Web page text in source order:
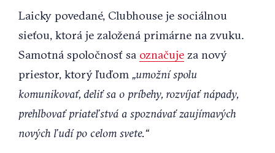
Laicky povedané, Clubhouse je sociálnou
sieťou, ktorá je založená primárne na zvuku.
Samotná spoločnosť sa označuje za nový
priestor, ktorý ľuďom „umožní spolu
komunikovať, deliť sa o príbehy, rozvíjať nápady,
prehlbovať priateľstvá a spoznávať zaujímavých
nových ľudí po celom svete.“